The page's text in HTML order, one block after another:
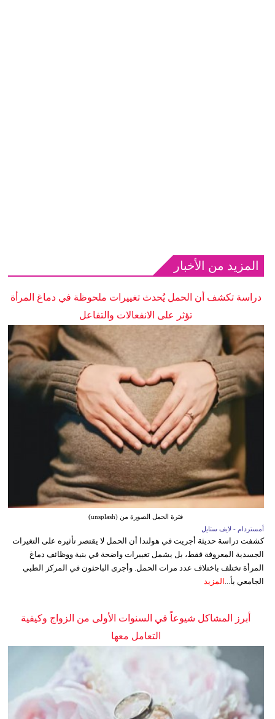
المزيد من الأخبار
دراسة تكشف أن الحمل يُحدث تغييرات ملحوظة في دماغ المرأة
تؤثر على الانفعالات والتفاعل
فترة الحمل الصورة من (unsplash)
أمستردام - لايف ستايل
كشفت دراسة حديثة أجريت في هولندا أن الحمل لا يقتصر تأثيره على التغيرات
الجسدية المعروفة فقط، بل يشمل تغييرات واضحة في بنية ووظائف دماغ
المرأة تختلف باختلاف عدد مرات الحمل. وأجرى الباحثون في المركز الطبي
الجامعي بأ... المزيد
أبرز المشاكل شيوعاً في السنوات الأولى من الزواج وكيفية
التعامل معها